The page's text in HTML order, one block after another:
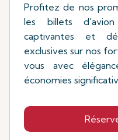
Profitez de nos
les billets
captivantes et
exclusives sur nos
vous avec
économies